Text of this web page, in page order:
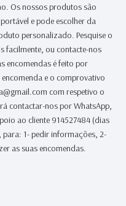
Os nossos produtos são
e pode escolher da
personalizado. Pesquise o
facilmente, ou contacte-nos
encomendas é feito por
e o comprovativo
com respetivo o
contactar-nos por WhatsApp,
ao cliente 914527484 (dias
1- pedir informações, 2-
as suas encomendas.